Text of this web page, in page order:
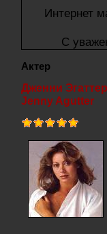
Интернет
С
Актер
Дженни Эгаттер
Jenny Agutter